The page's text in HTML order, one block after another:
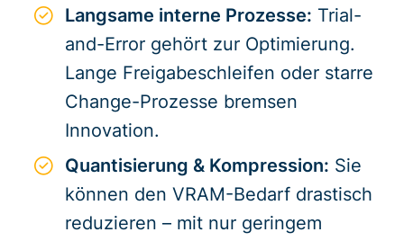
Langsame interne Prozesse: Trial-
and-Error gehört zur Optimierung.
Lange Freigabeschleifen oder starre
Change-Prozesse bremsen
Innovation.
Quantisierung & Kompression: Sie
können den VRAM-Bedarf drastisch
reduzieren – mit nur geringem